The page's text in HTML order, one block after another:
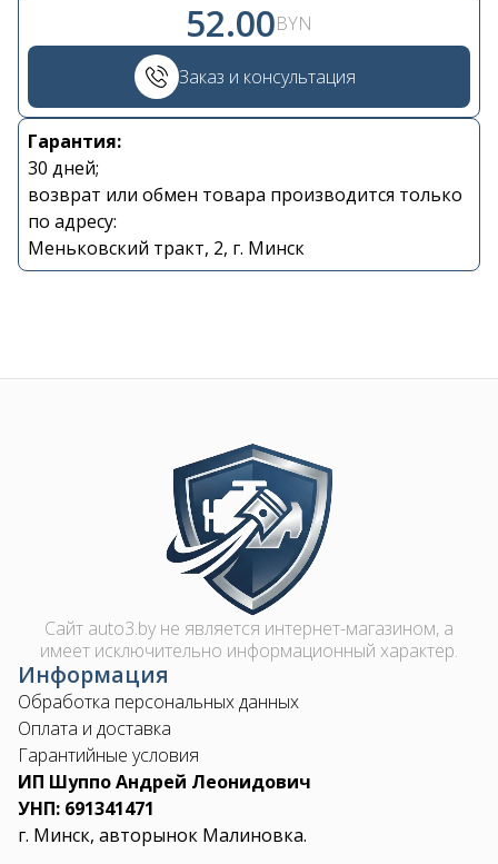
52.00BYN
Заказ и консультация
Гарантия:
30 дней;
возврат или обмен товара производится только
по адресу:
Меньковский тракт, 2, г. Минск
Viber
shupik21@bk.ru
Image
Сайт auto3.by не является интернет-магазином, а
имеет исключительно информационный характер.
Информация
Обработка персональных данных
Оплата и доставка
Гарантийные условия
ИП Шуппо Андрей Леонидович
УНП: 691341471
г. Минск, авторынок Малиновка.